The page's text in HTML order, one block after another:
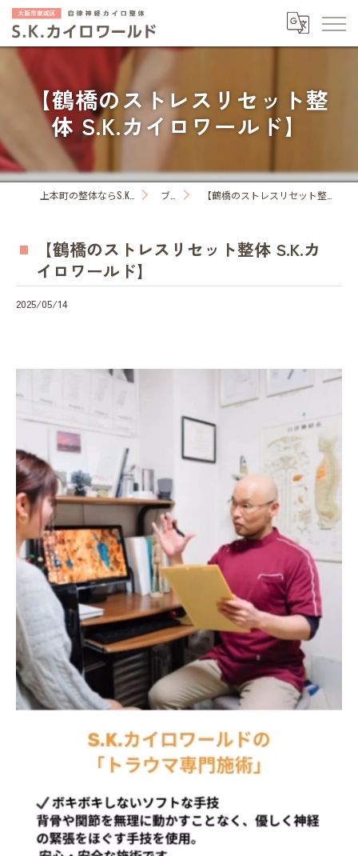
【鶴橋のストレスリセット整
体 S.K.カイロワールド】
ブログ 【鶴橋のストレスリセット整体 S.K.カイロワールド】
【鶴橋のストレスリセット整体 S.K.カ
イロワールド】
2025/05/14